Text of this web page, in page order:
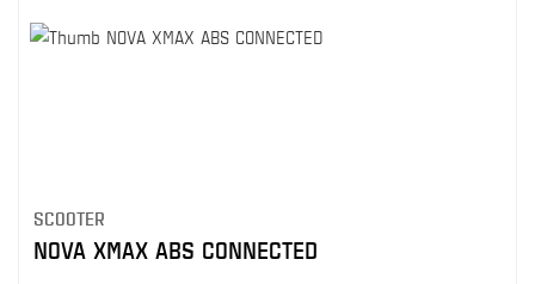
SCOOTER
NOVA XMAX ABS CONNECTED